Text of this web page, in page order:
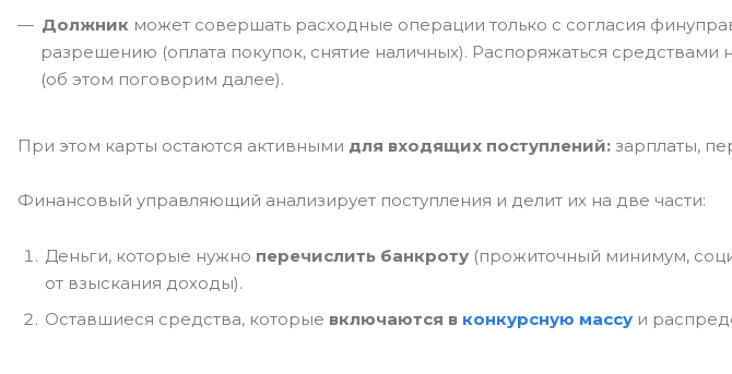
Должник может совершать расходные операции только с согласия
разрешению (оплата покупок, снятие наличных). Распоряжаться
(об этом поговорим далее).
При этом карты остаются активными для входящих поступлений: зарплаты,
Финансовый управляющий анализирует поступления и делит их на две части:
Деньги, которые нужно перечислить банкроту (прожиточный минимум,
от взыскания доходы).
Оставшиеся средства, которые включаются в конкурсную массу и